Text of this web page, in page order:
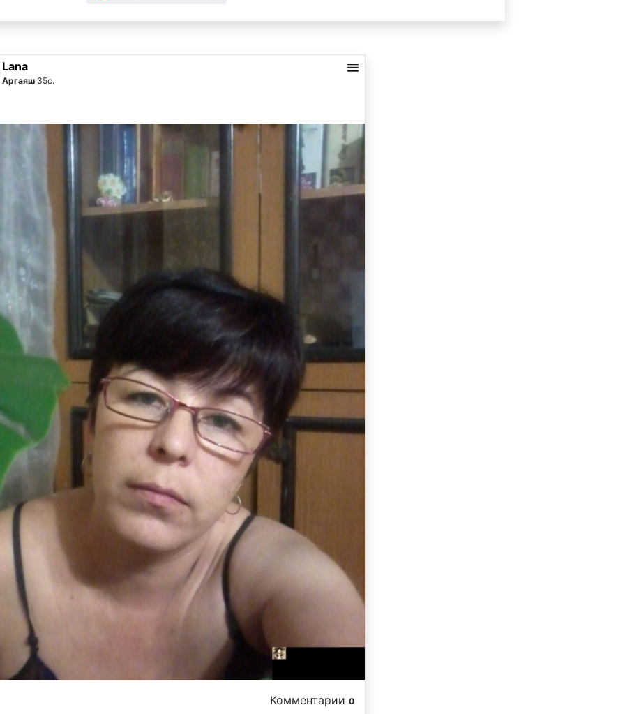
Lana
Аргаяш 35с.
Комментарии 0